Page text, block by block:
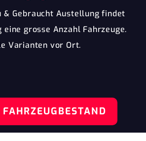
& Gebraucht Austellung findet
grosse Anzahl Fahrzeuge.
Varianten vor Ort.